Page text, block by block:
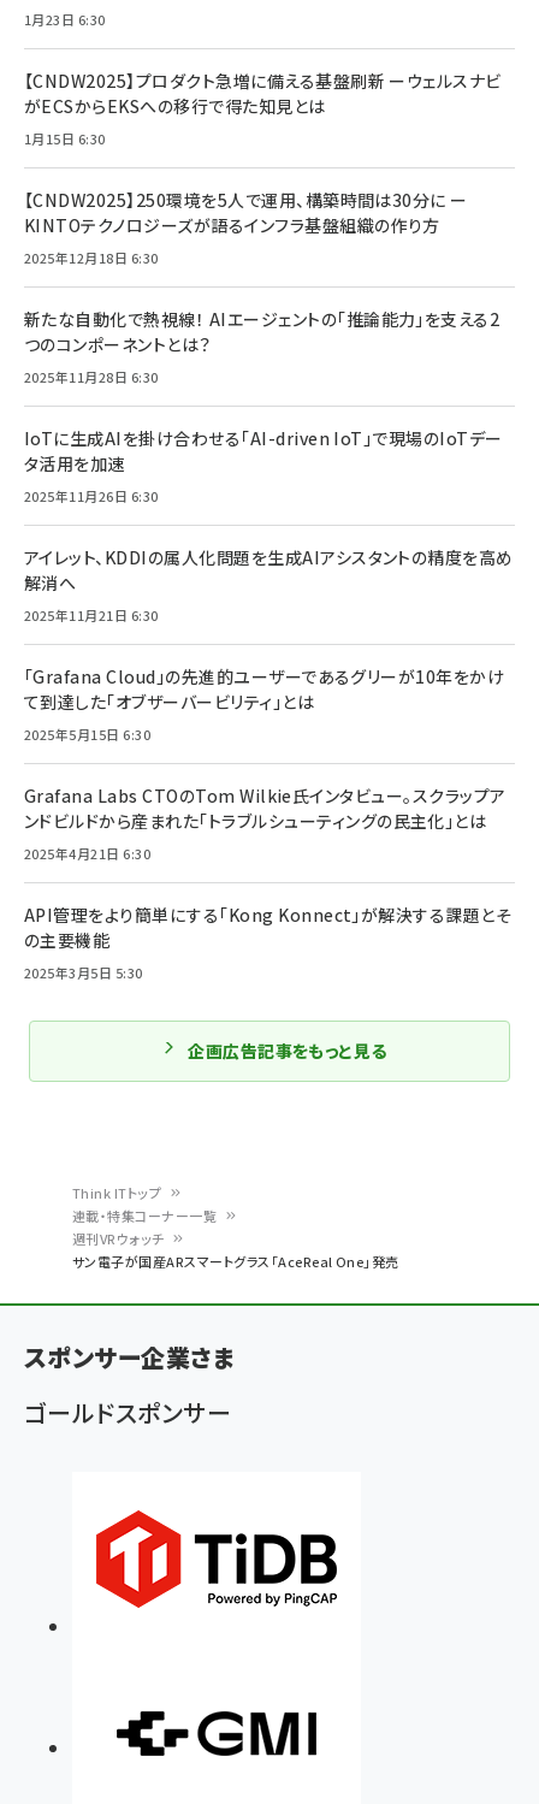
く
ず
Think ITトップ
連載・特集コーナー一覧
週刊VRウォッチ
サン電子が国産ARスマートグラス「AceReal One」発売
1月23日 6:30
【CNDW2025】プロダクト急増に備える基盤刷新 ーウェルスナビ
がECSからEKSへの移行で得た知見とは
1月15日 6:30
【CNDW2025】250環境を5人で運用、構築時間は30分に ー
KINTOテクノロジーズが語るインフラ基盤組織の作り方
2025年12月18日 6:30
新たな自動化で熱視線！ AIエージェントの「推論能力」を支える2
つのコンポーネントとは？
2025年11月28日 6:30
IoTに生成AIを掛け合わせる「AI-driven IoT」で現場のIoTデー
タ活用を加速
2025年11月26日 6:30
アイレット、KDDIの属人化問題を生成AIアシスタントの精度を高め
解消へ
2025年11月21日 6:30
「Grafana Cloud」の先進的ユーザーであるグリーが10年をかけ
て到達した「オブザーバービリティ」とは
2025年5月15日 6:30
Grafana Labs CTOのTom Wilkie氏インタビュー。スクラップア
ンドビルドから産まれた「トラブルシューティングの民主化」とは
2025年4月21日 6:30
API管理をより簡単にする「Kong Konnect」が解決する課題とそ
の主要機能
2025年3月5日 5:30
企画広告記事をもっと見る
スポンサー企業さま
ゴールドスポンサー